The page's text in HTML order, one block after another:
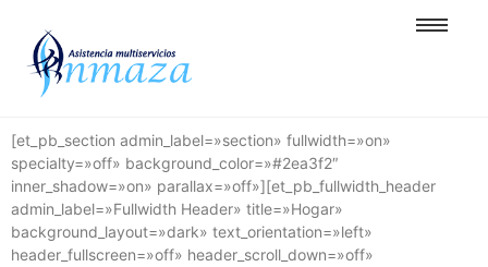
[et_pb_section admin_label=»section» fullwidth=»on»
specialty=»off» background_color=»#2ea3f2″
inner_shadow=»on» parallax=»off»][et_pb_fullwidth_header
admin_label=»Fullwidth Header» title=»Hogar»
background_layout=»dark» text_orientation=»left»
header_fullscreen=»off» header_scroll_down=»off»